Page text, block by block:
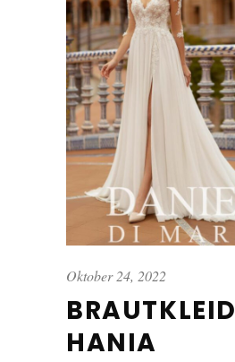
Oktober 24, 2022
BRAUTKLEID
HANIA